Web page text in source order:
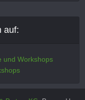
auf:
und Workshops